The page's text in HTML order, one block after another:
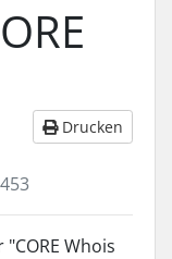
Drucken
453
Whois